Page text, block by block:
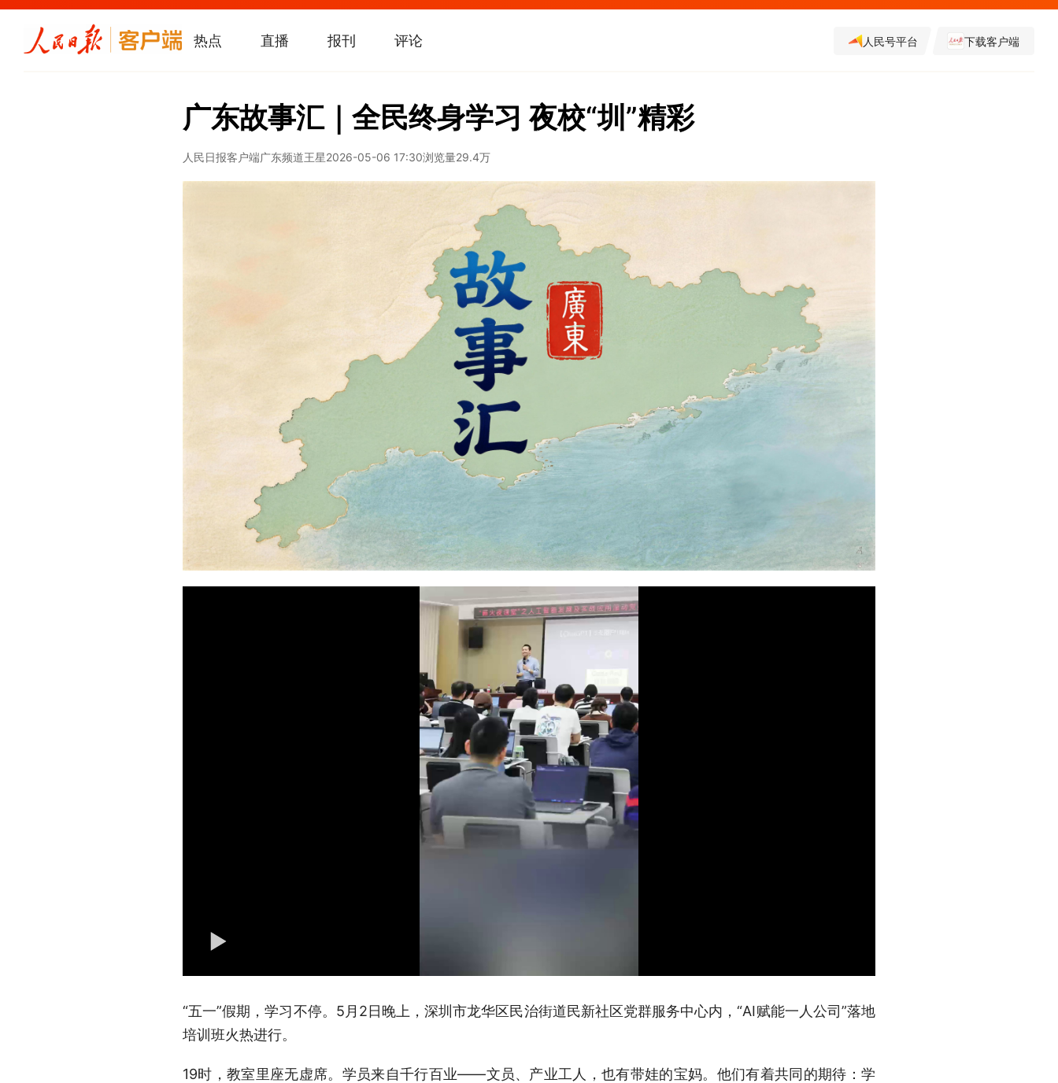
热点 直播 报刊 评论 人民号平台 下载客户端
广东故事汇｜全民终身学习 夜校“圳”精彩
人民日报客户端广东频道王星2026-05-06 17:30浏览量29.4万
“五一”假期，学习不停。5月2日晚上，深圳市龙华区民治街道民新社区党群服务中心内，“AI赋能一人公司”落地
培训班火热进行。
19时，教室里座无虚席。学员来自千行百业——文员、产业工人，也有带娃的宝妈。他们有着共同的期待：学